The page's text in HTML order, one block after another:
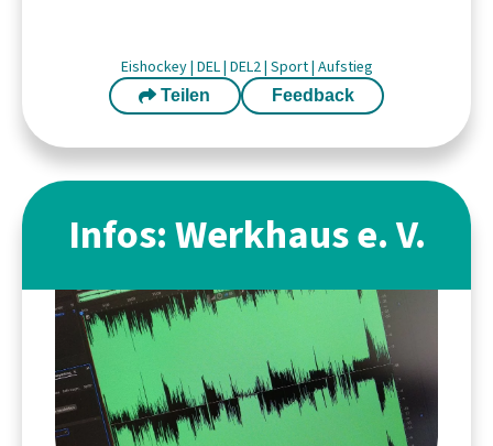
Eishockey| DEL| DEL2| Sport| Aufstieg
Teilen Feedback
Infos: Werkhaus e. V.